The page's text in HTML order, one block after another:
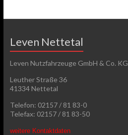
Leven Nettetal
Leven Nutzfahrzeuge GmbH & Co. KG
Leuther Straße 36
41334 Nettetal
Telefon: 02157 / 81 83-0
Telefax: 02157 / 81 83-50
weitere Kontaktdaten